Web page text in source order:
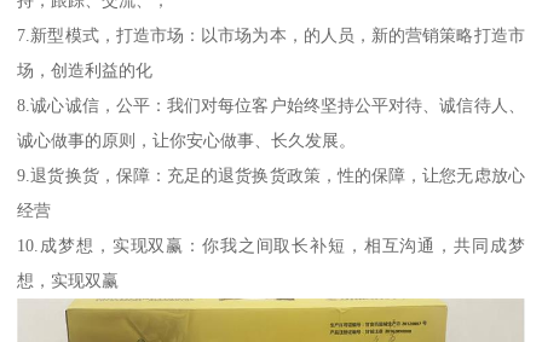
7.新型模式，打造市场：以市场为本，的人员，新的营销策略打造市
场，创造利益的化
8.诚心诚信，公平：我们对每位客户始终坚持公平对待、诚信待人、
诚心做事的原则，让你安心做事、长久发展。
9.退货换货，保障：充足的退货换货政策，性的保障，让您无虑放心
经营
10.成梦想，实现双赢：你我之间取长补短，相互沟通，共同成梦
想，实现双赢